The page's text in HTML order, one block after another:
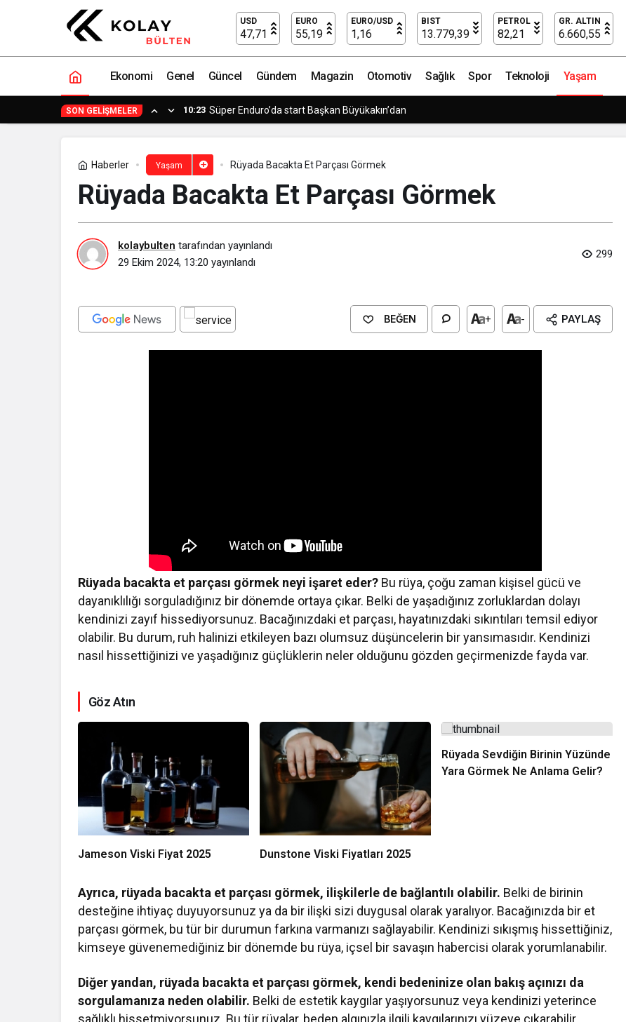
USD
47,71
EURO
55,19
EURO/USD
1,16
BIST
13.779,39
PETROL
82,21
GR. ALTIN
6.660,55
Ekonomi Genel Güncel Gündem Magazin Otomotiv Sağlık Spor Teknoloji Yaşam
SON GELIŞMELER 10:23 Süper Enduro’da start Başkan Büyükakın’dan
Haberler Yaşam Rüyada Bacakta Et Parçası Görmek​
Rüyada Bacakta Et Parçası Görmek​
kolaybulten tarafından yayınlandı
29 Ekim 2024, 13:20 yayınlandı
299
BEĞEN + - PAYLAŞ
Rüyada bacakta et parçası görmek neyi işaret eder? Bu rüya, çoğu zaman kişisel gücü ve
dayanıklılığı sorguladığınız bir dönemde ortaya çıkar. Belki de yaşadığınız zorluklardan dolayı
kendinizi zayıf hissediyorsunuz. Bacağınızdaki et parçası, hayatınızdaki sıkıntıları temsil ediyor
olabilir. Bu durum, ruh halinizi etkileyen bazı olumsuz düşüncelerin bir yansımasıdır. Kendinizi
nasıl hissettiğinizi ve yaşadığınız güçlüklerin neler olduğunu gözden geçirmenizde fayda var.
Göz Atın
Jameson Viski Fiyat 2025 Dunstone Viski Fiyatları 2025
Rüyada Sevdiğin Birinin Yüzünde
Yara Görmek Ne Anlama Gelir?
Ayrıca, rüyada bacakta et parçası görmek, ilişkilerle de bağlantılı olabilir. Belki de birinin
desteğine ihtiyaç duyuyorsunuz ya da bir ilişki sizi duygusal olarak yaralıyor. Bacağınızda bir et
parçası görmek, bu tür bir durumun farkına varmanızı sağlayabilir. Kendinizi sıkışmış hissettiğiniz,
kimseye güvenemediğiniz bir dönemde bu rüya, içsel bir savaşın habercisi olarak yorumlanabilir.
Diğer yandan, rüyada bacakta et parçası görmek, kendi bedeninize olan bakış açınızı da
sorgulamanıza neden olabilir. Belki de estetik kaygılar yaşıyorsunuz veya kendinizi yeterince
sağlıklı hissetmiyorsunuz. Bu tür rüyalar, beden algınızla ilgili kaygılarınızı yüzeye çıkarabilir.
Rüyada Bacakta Et Parçası Görmek​